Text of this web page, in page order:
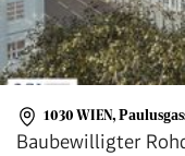
1030 WIEN,
Baubewilligter